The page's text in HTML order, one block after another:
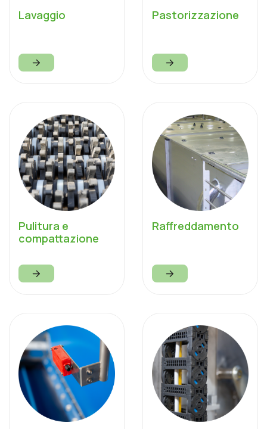
Lavaggio Pastorizzazione
Pulitura e
compattazione
Raffreddamento